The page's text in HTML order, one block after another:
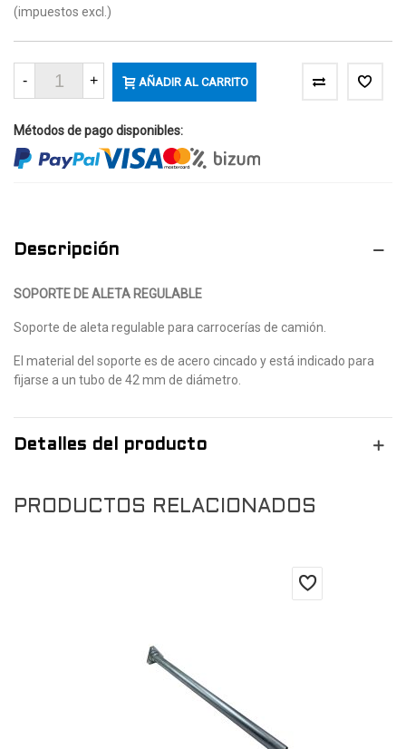
(impuestos excl.)
- + AÑADIR AL CARRITO
Métodos de pago disponibles:
Descripción
SOPORTE DE ALETA REGULABLE
Soporte de aleta regulable para carrocerías de camión.
El material del soporte es de acero cincado y está indicado para
fijarse a un tubo de 42 mm de diámetro.
Detalles del producto
PRODUCTOS RELACIONADOS